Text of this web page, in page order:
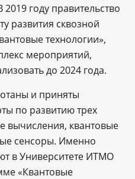
году правительство
развития сквозной
технологии»,
мероприятий,
до 2024 года.
и приняты
по развитию трех
вычисления, квантовые
сенсоры. Именно
в Университете ИТМО
«Квантовые